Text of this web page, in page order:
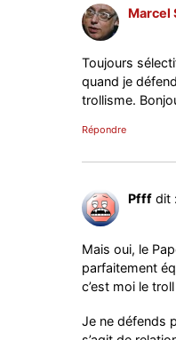
Marcel
Toujours
quand je
trollisme.
Répondre
Pfff dit :
Mais oui, le
parfaitement
c’est moi le troll
Je ne défends